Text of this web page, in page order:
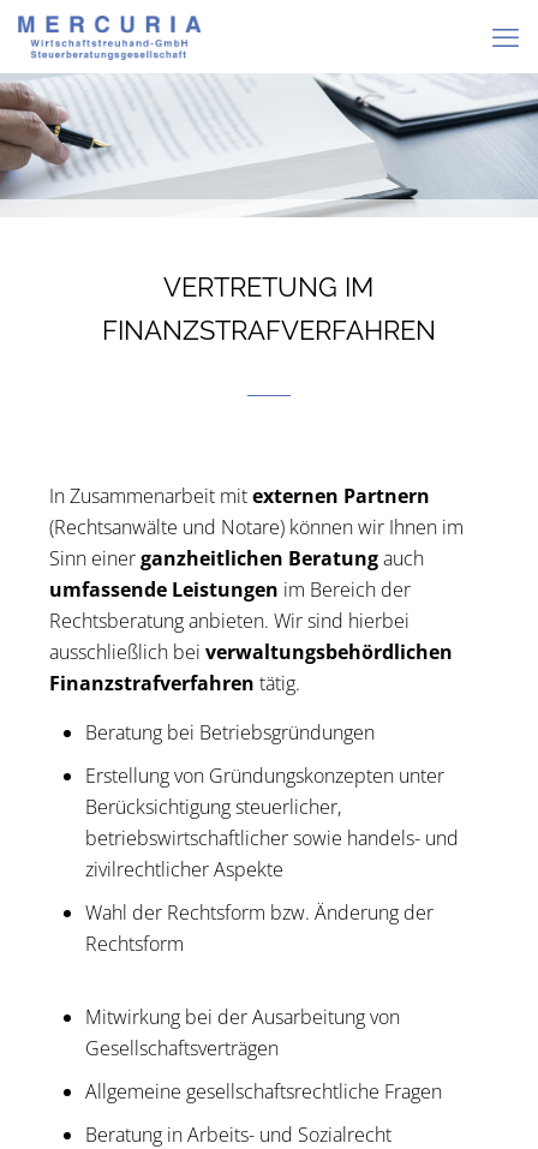
VERTRETUNG IM
FINANZSTRAFVERFAHREN
In Zusammenarbeit mitexternen Partnern
(Rechtsanwälte und Notare) können wir Ihnen im
Sinn einerganzheitlichen Beratungauch
umfassende Leistungen im Bereich der
Rechtsberatung anbieten. Wir sind hierbei
ausschließlich beiverwaltungsbehördlichen
Finanzstrafverfahren tätig.
Beratung bei Betriebsgründungen
Erstellung von Gründungskonzepten unter
Berücksichtigung steuerlicher,
betriebswirtschaftlicher sowie handels- und
zivilrechtlicher Aspekte
Wahl der Rechtsform bzw. Änderung der
Rechtsform
Mitwirkung bei der Ausarbeitung von
Gesellschaftsverträgen
Allgemeine gesellschaftsrechtliche Fragen
Beratung in Arbeits- und Sozialrecht